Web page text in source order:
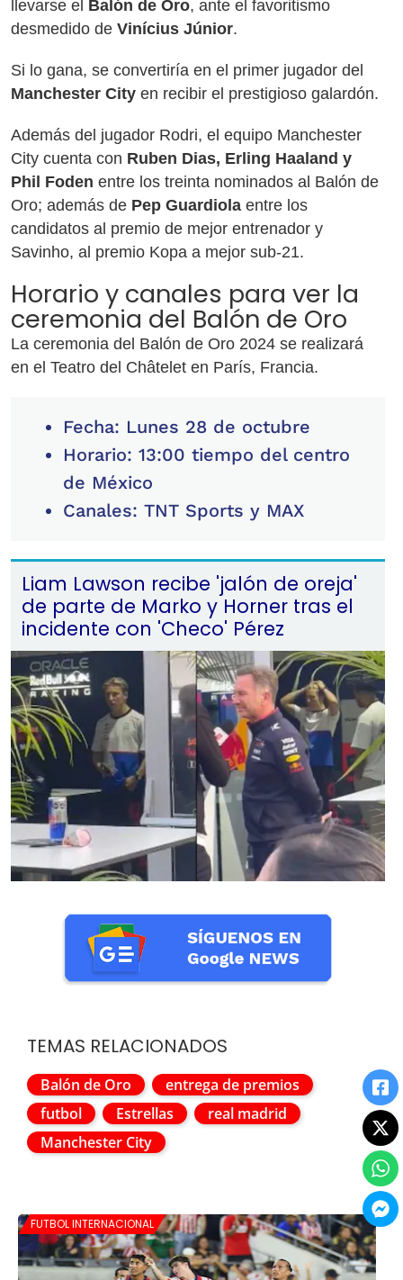
llevarse el Balón de Oro, ante el favoritismo
desmedido de Vinícius Júnior.
Si lo gana, se convertiría en el primer jugador del
Manchester City en recibir el prestigioso galardón.
Además del jugador Rodri, el equipo Manchester
City cuenta con Ruben Dias, Erling Haaland y
Phil Foden entre los treinta nominados al Balón de
Oro; además de Pep Guardiola entre los
candidatos al premio de mejor entrenador y
Savinho, al premio Kopa a mejor sub-21.
Horario y canales para ver la
ceremonia del Balón de Oro
La ceremonia del Balón de Oro 2024 se realizará
en el Teatro del Châtelet en París, Francia.
Fecha: Lunes 28 de octubre
Horario: 13:00 tiempo del centro
de México
Canales: TNT Sports y MAX
Liam Lawson recibe 'jalón de oreja'
de parte de Marko y Horner tras el
incidente con 'Checo' Pérez
TEMAS RELACIONADOS
Balón de Oro
entrega de premios
futbol
Estrellas
real madrid
Manchester City
FUTBOL INTERNACIONAL